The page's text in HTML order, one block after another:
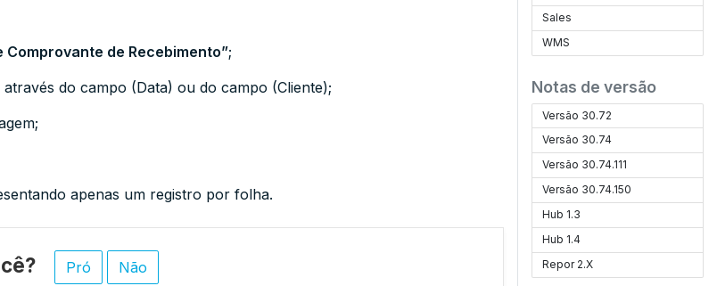
Comprovante de Recebimento”;
do campo (Data) ou do campo (Cliente);
apenas um registro por folha.
Pró Não
Sales
WMS
Notas de versão
Versão 30.72
Versão 30.74
Versão 30.74.111
Versão 30.74.150
Hub 1.3
Hub 1.4
Repor 2.X